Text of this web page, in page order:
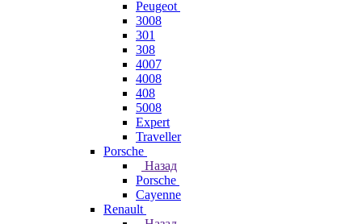
Peugeot
3008
301
308
4007
4008
408
5008
Expert
Traveller
Porsche
Назад
Porsche
Cayenne
Renault